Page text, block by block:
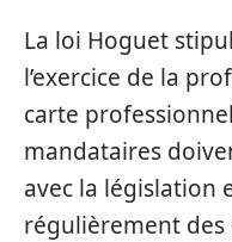
La loi Hoguet
l’exercice de la
carte
mandataires
avec la législation
régulièrement